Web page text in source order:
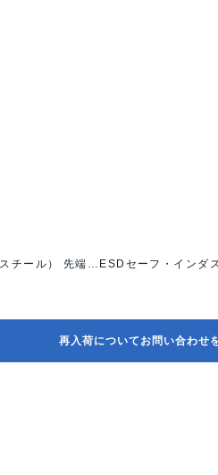
チール） 先端…ESDセーフ・イン
再入荷についてお問い合わせ